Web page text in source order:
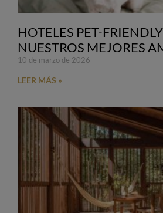
HOTELES PET-
NUESTROS MEJORES
10 de marzo de 2026
LEER MÁS »